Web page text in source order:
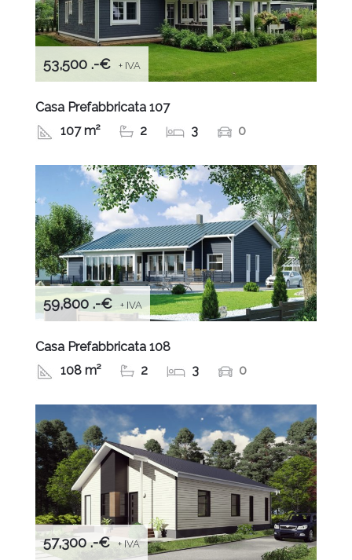
53,500 .-€ + IVA
Casa Prefabbricata 107
107 m²
2 3 0
59,800 .-€ + IVA
Casa Prefabbricata 108
108 m²
2 3 0
57,300 .-€ + IVA